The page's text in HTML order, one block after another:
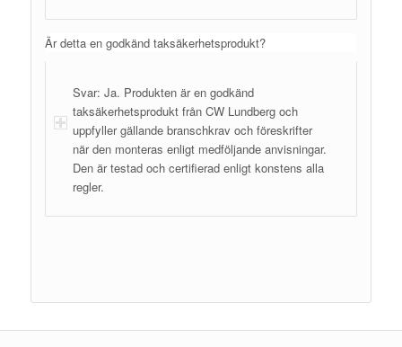
Är detta en godkänd taksäkerhetsprodukt?
Svar: Ja. Produkten är en godkänd
taksäkerhetsprodukt från CW Lundberg och
uppfyller gällande branschkrav och föreskrifter
när den monteras enligt medföljande anvisningar.
Den är testad och certifierad enligt konstens alla
regler.